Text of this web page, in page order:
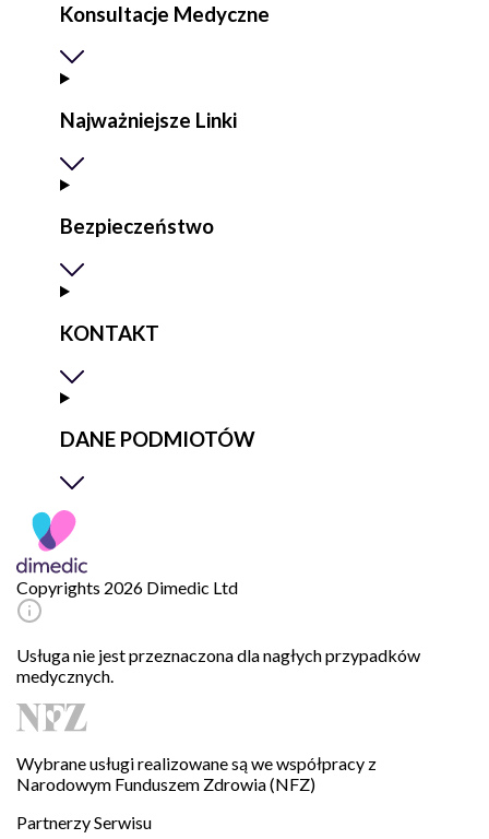
Konsultacje Medyczne
Najważniejsze Linki
Bezpieczeństwo
KONTAKT
DANE PODMIOTÓW
Copyrights 2026 Dimedic Ltd
Usługa nie jest przeznaczona dla nagłych przypadków
medycznych.
Wybrane usługi realizowane są we współpracy z
Narodowym Funduszem Zdrowia (NFZ)
Partnerzy Serwisu